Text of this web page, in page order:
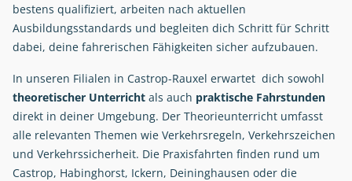
bestens qualifiziert, arbeiten nach aktuellen
Ausbildungsstandards und begleiten dich Schritt für Schritt
dabei, deine fahrerischen Fähigkeiten sicher aufzubauen.
In unseren Filialen in Castrop-Rauxel erwartet dich sowohl
theoretischer Unterricht als auch praktische Fahrstunden
direkt in deiner Umgebung. Der Theorieunterricht umfasst
alle relevanten Themen wie Verkehrsregeln, Verkehrszeichen
und Verkehrssicherheit. Die Praxisfahrten finden rund um
Castrop, Habinghorst, Ickern, Deininghausen oder die